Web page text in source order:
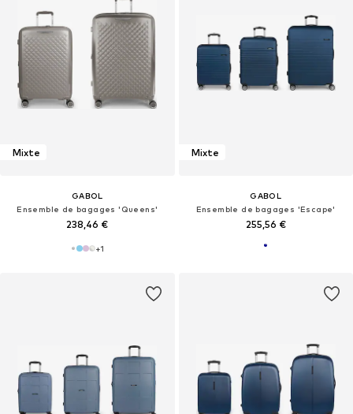
Mixte
GABOL
Ensemble de bagages 'Queens'
238,46 €
+1
Mixte
GABOL
Ensemble de bagages 'Escape'
255,56 €